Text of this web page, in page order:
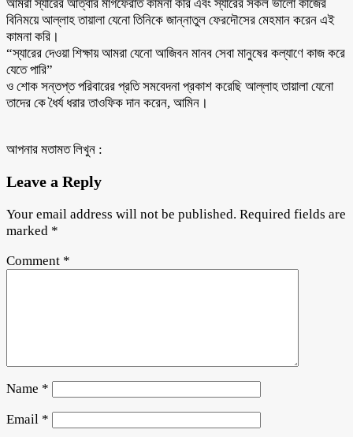
আমরা স্যারের আত্বার মাগফেরাত কামনা করি এবং স্যারের সকল ভালো কাজের
বিনিময়ে আল্লাহ তায়ালা যেনো তিনিকে জান্নাতুল ফেরদৌসের মেহমান করেন এই
কামনা করি।
“স্যারের দেওয়া শিক্ষায় আমরা যেনো আজিবন মানব সেবা মানুষের কল্যাণে কাজ করে
যেতে পারি”
ও শোক সন্তপ্ত পরিবারের প্রতি সমবেদনা প্রকাশ করেছি আল্লাহ তায়ালা যেনো
তাদের কে ধৈর্য ধরার তাওফিক দান করেন, আমিন।
আপনার মতামত লিখুন :
Leave a Reply
Your email address will not be published. Required fields are
marked *
Comment *
Name *
Email *